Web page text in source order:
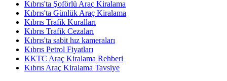
Kıbrıs'ta Şoförlü Araç Kiralama
Kıbrıs'ta Günlük Araç Kiralama
Kıbrıs Trafik Kuralları
Kıbrıs Trafik Cezaları
Kıbrıs'ta sabit hız kameraları
Kıbrıs Petrol Fiyatları
KKTC Araç Kiralama Rehberi
Kıbrıs Araç Kiralama Tavsiye